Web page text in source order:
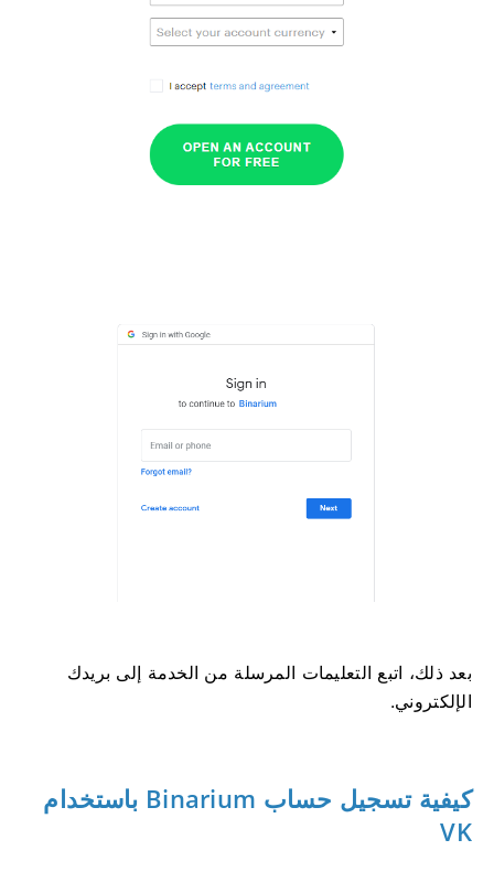
بعد ذلك، اتبع التعليمات المرسلة من الخدمة إلى بريدك
الإلكتروني.
كيفية تسجيل حساب Binarium باستخدام
VK